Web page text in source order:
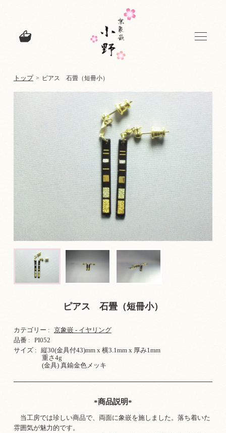
トップ > ピアス 石畳（短冊小）
ピアス 石畳（短冊小）
カテゴリー : 京象嵌 - イヤリング
品番 : PI052
サイズ : 縦30(金具付43)mm x 横3.1mm x 厚み1mm
重さ4g
(金具) 真鍮金色メッキ
商品説明
当工房では珍しい商品で、両面に象嵌を施しました。落ち着いた
雰囲気が魅力的です。